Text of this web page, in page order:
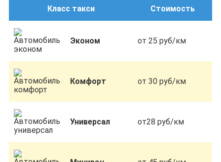
Класс такси Стоимость
Эконом от 25 руб/км
Комфорт от 30 руб/км
Универсал от28 руб/км